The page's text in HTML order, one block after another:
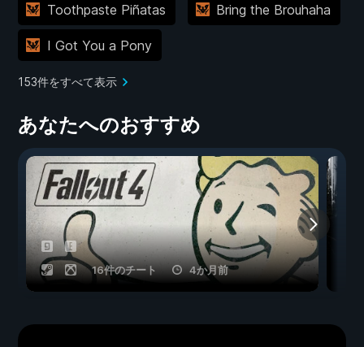
Toothpaste Piñatas Bring the Brouhaha
I Got You a Pony
153件をすべて表示
あなたへのおすすめ
16件のチート 4か月前